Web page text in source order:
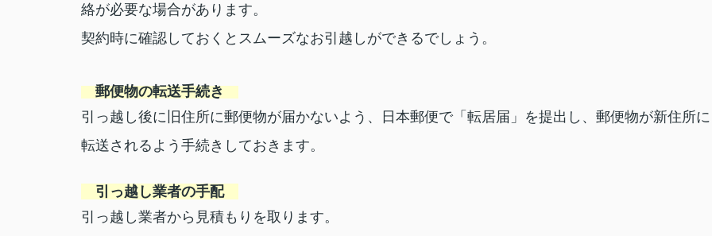
絡が必要な場合があります。
契約時に確認しておくとスムーズなお引越しができるでしょう。
郵便物の転送手続き
引っ越し後に旧住所に郵便物が届かないよう、日本郵便で「転居届」を提出し、郵便物が新住所に
転送されるよう手続きしておきます。
引っ越し業者の手配
引っ越し業者から見積もりを取ります。